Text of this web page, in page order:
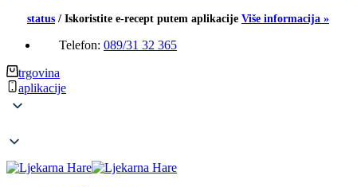
status / Iskoristite e-recept putem aplikacije Više informacija »
Telefon: 089/31 32 365
trgovina
aplikacije